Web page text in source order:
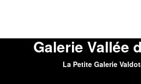
Galerie Vallée
La Petite Galerie